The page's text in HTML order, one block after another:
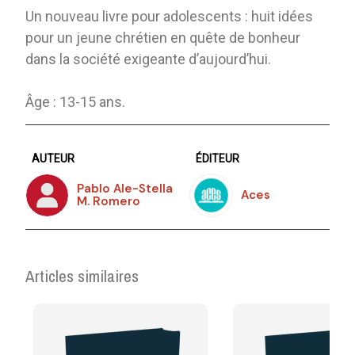
Un nouveau livre pour adolescents : huit idées
pour un jeune chrétien en quête de bonheur
dans la société exigeante d’aujourd’hui.
Âge : 13-15 ans.
AUTEUR
Pablo Ale-Stella
M. Romero
ÉDITEUR
Aces
Articles similaires